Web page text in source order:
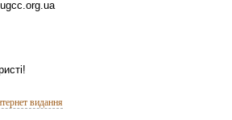
видання